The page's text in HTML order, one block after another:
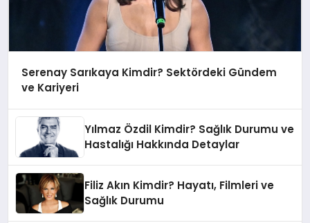
Serenay Sarıkaya Kimdir? Sektördeki Gündem
ve Kariyeri
Yılmaz Özdil Kimdir? Sağlık Durumu ve
Hastalığı Hakkında Detaylar
Filiz Akın Kimdir? Hayatı, Filmleri ve
Sağlık Durumu